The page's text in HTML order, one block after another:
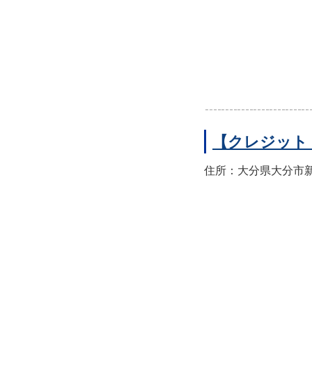
【クレジッ
住所：大分県大分市